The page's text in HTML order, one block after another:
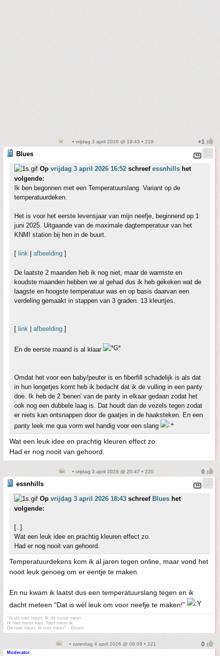
• vrijdag 3 april 2026 @ 18:43 • 219
Blues
Op vrijdag 3 april 2026 16:52 schreef essnhills het
volgende:
Ik ben begonnen met een Temperatuurslang. Variant op de
temperatuurdeken.
Het is voor het eerste levensjaar van mijn neefje, beginnend op 1
juni 2025. Uitgaande van de maximale dagtemperatuur van het
KNMI station bij hen in de buurt.
[ link afbeelding ]
De laatste 2 maanden heb ik nog niet, maar de warmste en
koudste maanden hebben we al gehad dus ik heb gekeken wat de
laagste en hoogste temperatuur was en op basis daarvan een
verdeling gemaakt in stappen van 3 graden. 13 kleurtjes.
[ link afbeelding ]
En de eerste maand is al klaar
Omdat het voor een baby/peuter is en fiberfill schadelijk is als dat
in hun longetjes komt heb ik bedacht dat ik de vulling in een panty
doe. Ik heb de 2 'benen' van de panty in elkaar gedaan zodat het
ook nog een dubbele laag is. Dat houdt dan de vezels tegen zodat
er niets kan ontsnappen door de gaatjes in de haaksteken. En een
panty leek me qua vorm wel handig voor een slang
Wat een leuk idee en prachtig kleuren effect zo.
Had er nog nooit van gehoord.
• vrijdag 3 april 2026 @ 20:47 • 220
essnhills
Op vrijdag 3 april 2026 18:43 schreef Blues het
volgende:
[..]
Wat een leuk idee en prachtig kleuren effect zo.
Had er nog nooit van gehoord.
Temperatuurdekens kom ik al jaren tegen online, maar vond het
nooit leuk genoeg om er eentje te maken.
En nu kwam ik laatst dus een temperatuurslang tegen en ik
dacht meteen "Dat is wél leuk om voor neefje te maken!”
"Ik dit niet meer, Ik dit nooit meer
Ik niet meer kan, Niet meer ik
Dit niet meer, Ik niet meer" - Strani
• zaterdag 4 april 2026 @ 08:09 • 221
Moderator